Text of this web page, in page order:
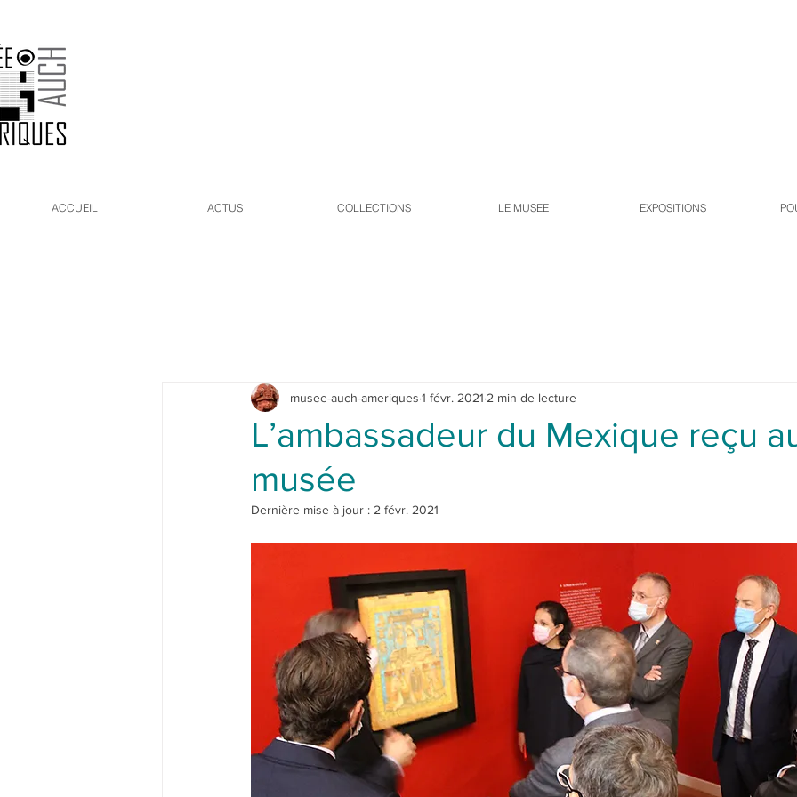
ACCUEIL ACTUS COLLECTIONS LE MUSEE EXPOSITIONS
L’ambassadeur du Mexique reçu
musée
musee-auch-ameriques 1 févr. 2021 2 min de lecture
Dernière mise à jour : 2 févr. 2021